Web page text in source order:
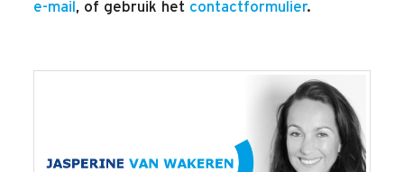
e-mail , of gebruik het contactformulier.